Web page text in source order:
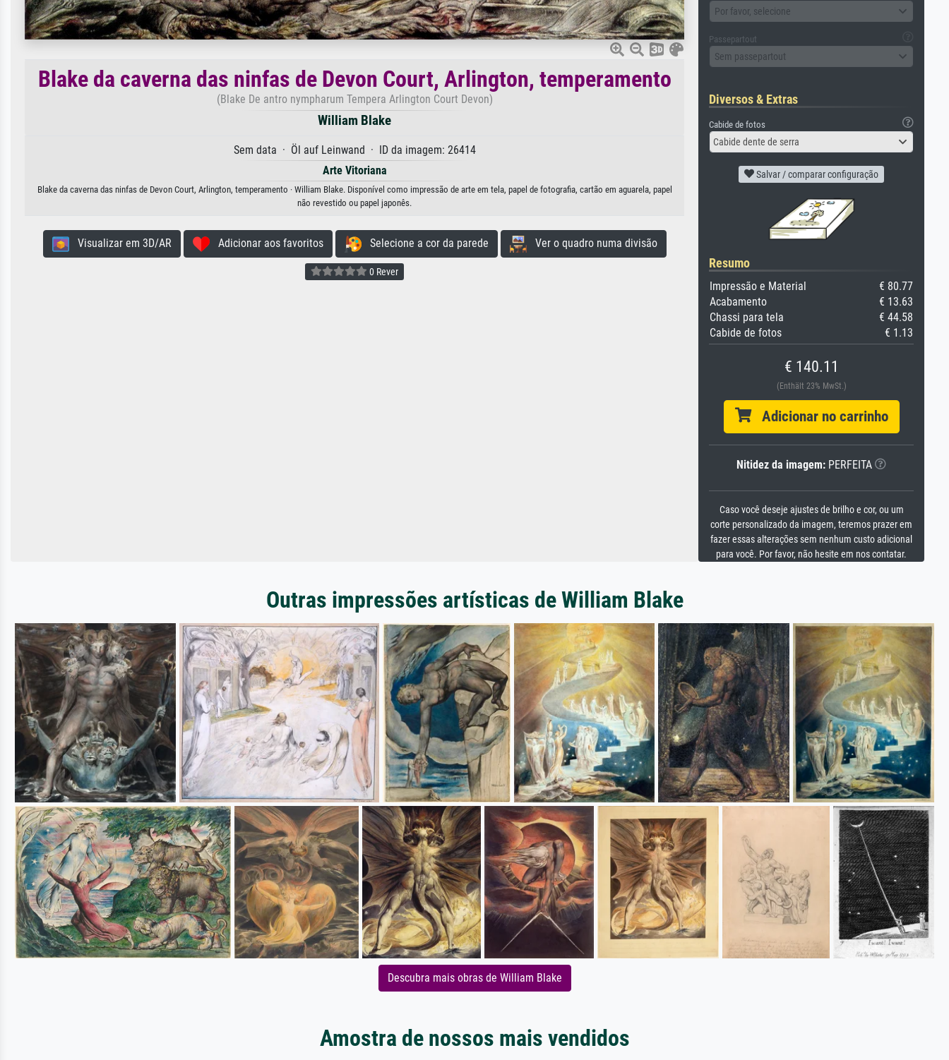
Blake da caverna das ninfas de Devon Court, Arlington, temperamento
(Blake De antro nympharum Tempera Arlington Court Devon)
William Blake
Sem data · Öl auf Leinwand · ID da imagem: 26414
Arte Vitoriana
Blake da caverna das ninfas de Devon Court, Arlington, temperamento · William Blake. Disponível como impressão de arte em tela, papel de fotografia, cartão em aguarela, papel
não revestido ou papel japonês.
Visualizar em 3D/AR Adicionar aos favoritos Selecione a cor da parede Ver o quadro numa divisão
0 Rever
Por favor, selecione
Passepartout
Sem passepartout
Diversos & Extras
Cabide de fotos
Cabide dente de serra
Salvar / comparar configuração
Resumo
Impressão e Material
€ 80.77
Acabamento
€ 13.63
Chassi para tela
€ 44.58
Cabide de fotos
€ 1.13
€ 140.11
(Enthält 23% MwSt.)
Adicionar no carrinho
Nitidez da imagem: PERFEITA
Caso você deseje ajustes de brilho e cor, ou um
corte personalizado da imagem, teremos prazer em
fazer essas alterações sem nenhum custo adicional
para você. Por favor, não hesite em nos contatar.
Outras impressões artísticas de William Blake
Descubra mais obras de William Blake
Amostra de nossos mais vendidos